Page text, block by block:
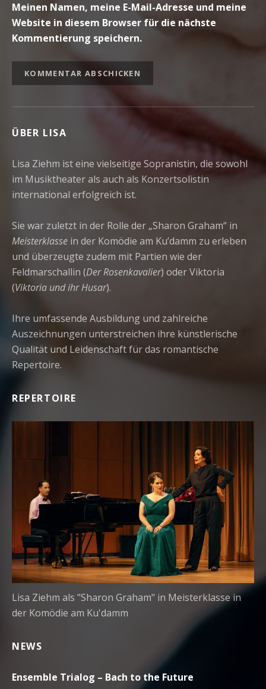
Meinen Namen, meine E-Mail-Adresse und meine
Website in diesem Browser für die nächste
Kommentierung speichern.
ÜBER LISA
Lisa Ziehm ist eine vielseitige Sopranistin, die sowohl
im Musiktheater als auch als Konzertsolistin
international erfolgreich ist.
Sie war zuletzt in der Rolle der „Sharon Graham“ in
Meisterklasse in der Komödie am Ku’damm zu erleben
und überzeugte zudem mit Partien wie der
Feldmarschallin (Der Rosenkavalier) oder Viktoria
(Viktoria und ihr Husar).
Ihre umfassende Ausbildung und zahlreiche
Auszeichnungen unterstreichen ihre künstlerische
Qualität und Leidenschaft für das romantische
Repertoire.
REPERTOIRE
Lisa Ziehm als "Sharon Graham" in Meisterklasse in
der Komödie am Ku'damm
NEWS
Ensemble Trialog – Bach to the Future